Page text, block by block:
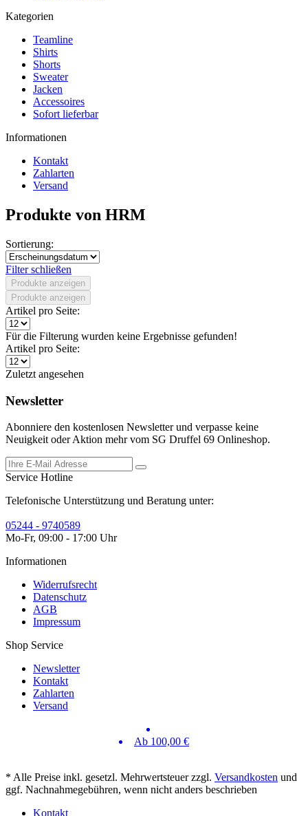
Kategorien
Teamline
Shirts
Shorts
Sweater
Jacken
Accessoires
Sofort lieferbar
Informationen
Kontakt
Zahlarten
Versand
Produkte von HRM
Sortierung:
Filter schließen
Produkte anzeigen
Produkte anzeigen
Artikel pro Seite:
Für die Filterung wurden keine Ergebnisse gefunden!
Artikel pro Seite:
Zuletzt angesehen
Newsletter
Abonniere den kostenlosen Newsletter und verpasse keine
Neuigkeit oder Aktion mehr vom SG Druffel 69 Onlineshop.
Service Hotline
Telefonische Unterstützung und Beratung unter:
05244 - 9740589
Mo-Fr, 09:00 - 17:00 Uhr
Informationen
Widerrufsrecht
Datenschutz
AGB
Impressum
Shop Service
Newsletter
Kontakt
Zahlarten
Versand
Ab 100,00 €
* Alle Preise inkl. gesetzl. Mehrwertsteuer zzgl. Versandkosten und
ggf. Nachnahmegebühren, wenn nicht anders beschrieben
Kontakt